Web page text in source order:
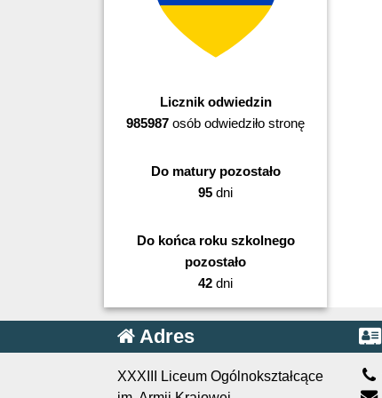
Licznik odwiedzin
985987 osób odwiedziło stronę
Do matury pozostało
95 dni
Do końca roku szkolnego
pozostało
42 dni
Adres
XXXIII Liceum Ogólnokształcące